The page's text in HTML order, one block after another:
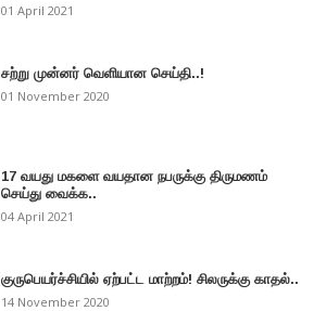
01 April 2021
சற்று முன்னர் வெளியான செய்தி..!
01 November 2020
17 வயது மகளை வயதான நபருக்கு திருமணம்
செய்து வைக்க..
04 April 2021
குருபெயர்ச்சியில் ஏற்பட்ட மாற்றம்! சிலருக்கு காதல்..
14 November 2020